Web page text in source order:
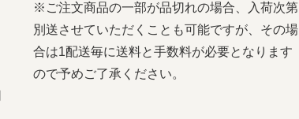
※ご注文商品の一部が品切れの場合、入荷次第
別送させていただくことも可能ですが、その場
合は1配送毎に送料と手数料が必要となります
ので予めご了承ください。